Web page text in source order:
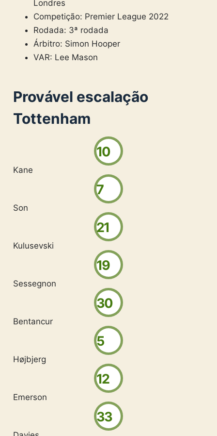
Londres
Competição: Premier League 2022
Rodada: 3ª rodada
Árbitro: Simon Hooper
VAR: Lee Mason
Provável escalação
Tottenham
10
Kane
7
Son
21
Kulusevski
19
Sessegnon
30
Bentancur
5
Højbjerg
12
Emerson
33